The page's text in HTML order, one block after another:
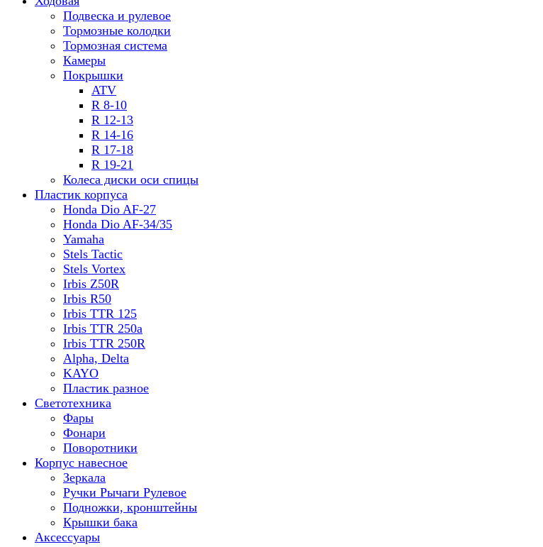
Подвеска и рулевое
Тормозные колодки
Тормозная система
Камеры
Покрышки
ATV
R 8-10
R 12-13
R 14-16
R 17-18
R 19-21
Колеса диски оси спицы
Пластик корпуса
Honda Dio AF-27
Honda Dio AF-34/35
Yamaha
Stels Tactic
Stels Vortex
Irbis Z50R
Irbis R50
Irbis TTR 125
Irbis TTR 250a
Irbis TTR 250R
Alpha, Delta
KAYO
Пластик разное
Светотехника
Фары
Фонари
Поворотники
Корпус навесное
Зеркала
Ручки Рычаги Рулевое
Подножки, кронштейны
Крышки бака
Аксессуары